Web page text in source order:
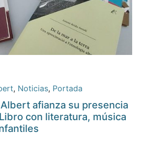
, Noticias, Portada
afianza su presencia
con literatura, música